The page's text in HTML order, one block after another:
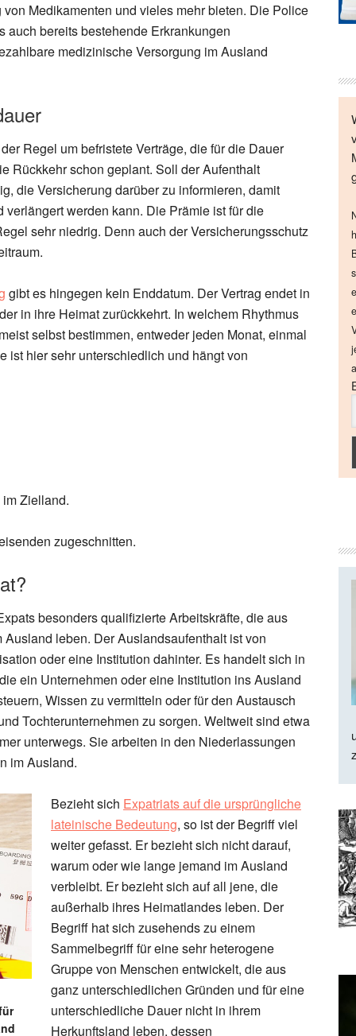
Medikamenten und vieles mehr bieten. Die Police
auch bereits bestehende Erkrankungen
medizinische Versorgung im Ausland
Regel um befristete Verträge, die für die Dauer
Rückkehr schon geplant. Soll der Aufenthalt
die Versicherung darüber zu informieren, damit
werden kann. Die Prämie ist für die
sehr niedrig. Denn auch der Versicherungsschutz
gibt es hingegen kein Enddatum. Der Vertrag endet in
in ihre Heimat zurückkehrt. In welchem Rhythmus
selbst bestimmen, entweder jeden Monat, einmal
ist hier sehr unterschiedlich und hängt von
Zielland.
zugeschnitten.
besonders qualifizierte Arbeitskräfte, die aus
leben. Der Auslandsaufenthalt ist von
oder eine Institution dahinter. Es handelt sich in
ein Unternehmen oder eine Institution ins Ausland
Wissen zu vermitteln oder für den Austausch
Tochterunternehmen zu sorgen. Weltweit sind etwa
unterwegs. Sie arbeiten in den Niederlassungen
im Ausland.
Bezieht sich Expatriats auf die ursprüngliche
lateinische Bedeutung, so ist der Begriff viel
weiter gefasst. Er bezieht sich nicht darauf,
warum oder wie lange jemand im Ausland
verbleibt. Er bezieht sich auf all jene, die
außerhalb ihres Heimatlandes leben. Der
Begriff hat sich zusehends zu einem
Sammelbegriff für eine sehr heterogene
Gruppe von Menschen entwickelt, die aus
ganz unterschiedlichen Gründen und für eine
unterschiedliche Dauer nicht in ihrem
Herkunftsland leben, dessen